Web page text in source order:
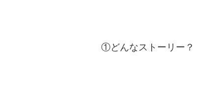
①どんなストーリー？